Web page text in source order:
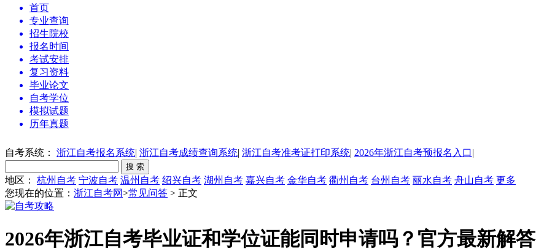
首页
专业查询
招生院校
报名时间
考试安排
复习资料
毕业论文
自考学位
模拟试题
历年真题
自考系统： 浙江自考报名系统| 浙江自考成绩查询系统| 浙江自考准考证打印系统| 2026年浙江自考预报名入口|
地区： 杭州自考 宁波自考 温州自考 绍兴自考 湖州自考 嘉兴自考 金华自考 衢州自考 台州自考 丽水自考 舟山自考 更多
您现在的位置： 浙江自考网>常见问答 > 正文
2026年浙江自考毕业证和学位证能同时申请吗？官方最新解答